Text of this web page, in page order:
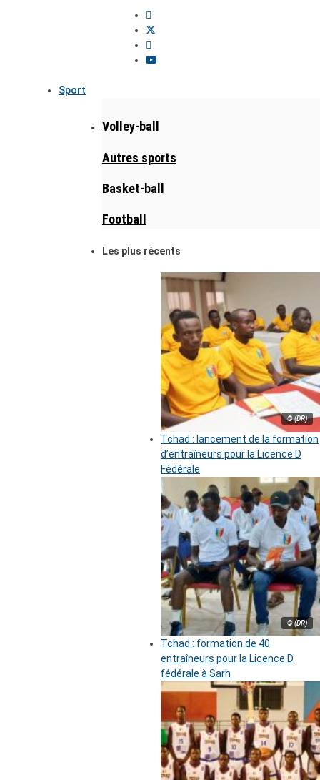
Sport
Volley-ball
Autres sports
Basket-ball
Football
Les plus récents
© (DR)
Tchad : lancement de la formation
d’entraîneurs pour la Licence D
Fédérale
© (DR)
Tchad : formation de 40
entraîneurs pour la Licence D
fédérale à Sarh